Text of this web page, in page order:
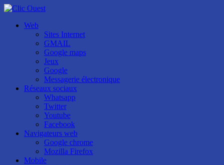
Web
Sites Internet
GMAIL
Google maps
Jeux
Google
Messagerie électronique
Réseaux sociaux
Whatsapp
Twitter
Youtube
Facebook
Navigateurs web
Google chrome
Mozilla Firefox
Mobile